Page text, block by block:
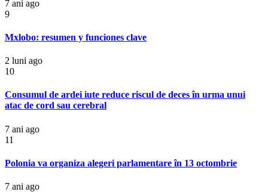
7 ani ago
9
Mxlobo: resumen y funciones clave
2 luni ago
10
Consumul de ardei iute reduce riscul de deces în urma unui
atac de cord sau cerebral
7 ani ago
11
Polonia va organiza alegeri parlamentare în 13 octombrie
7 ani ago